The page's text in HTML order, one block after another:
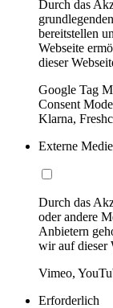
Durch das
bereitstellen
Webseite
dieser
Google Tag
Consent
Klarna,
Externe
Durch das
oder andere
Anbietern
wir auf dieser
Vimeo,
Erforderlich